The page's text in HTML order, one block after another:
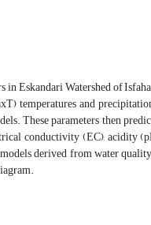
Eskandari Watershed of
temperatures and
These parameters then
conductivity (EC), acidity
derived from water